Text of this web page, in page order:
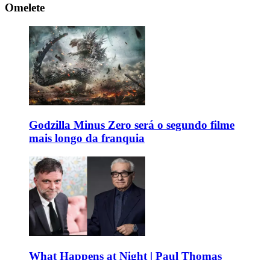
Omelete
Godzilla Minus Zero será o segundo filme
mais longo da franquia
What Happens at Night | Paul Thomas